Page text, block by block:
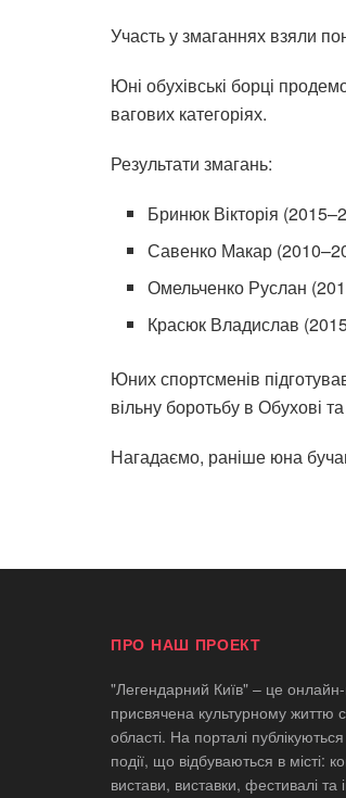
Участь у змаганнях взяли
Юні обухівські борці
вагових категоріях.
Результати змагань:
Бринюк Вікторія
Савенко Макар
Омельченко Руслан
Красюк Владислав
Юних спортсменів
вільну боротьбу в Обухові
Нагадаємо, раніше юна
ПРО НАШ ПРОЕКТ
"Легендарний Київ" – це
присвячена культурному життю
області. На порталі
події, що відбуваються в місті:
вистави, виставки, фестивалі та